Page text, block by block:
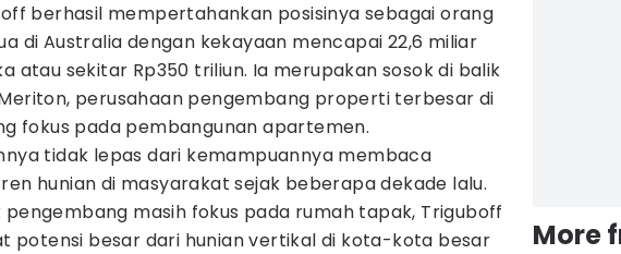
berhasil mempertahankan posisinya sebagai orang
di Australia dengan kekayaan mencapai 22,6 miliar
atau sekitar Rp350 triliun. Ia merupakan sosok di balik
perusahaan pengembang properti terbesar di
fokus pada pembangunan apartemen.
tidak lepas dari kemampuannya membaca
hunian di masyarakat sejak beberapa dekade lalu.
pengembang masih fokus pada rumah tapak, Triguboff
potensi besar dari hunian vertikal di kota-kota besar
More